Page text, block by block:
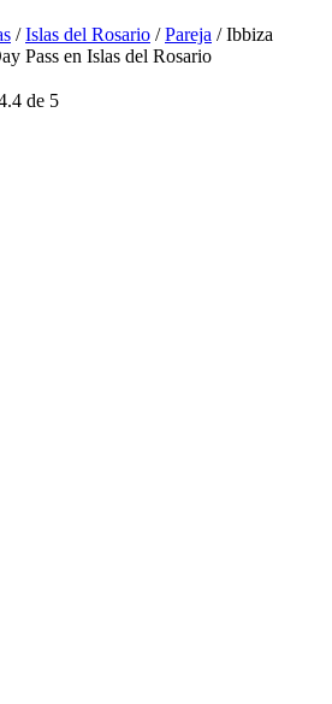
/Islas del Rosario /Pareja / Ibbiza
Pass en Islas del Rosario
de 5